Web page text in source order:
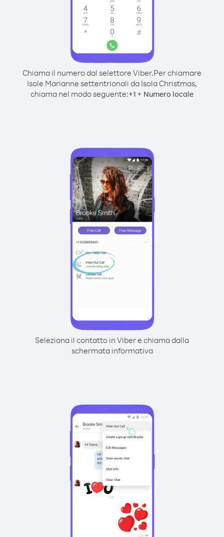
Chiama il numero dal selettore Viber.Per chiamare
Isole Marianne settentrionali da Isola Christmas,
chiama nel modo seguente:+1 + Numero locale
Seleziona il contatto in Viber e chiama dalla
schermata informativa